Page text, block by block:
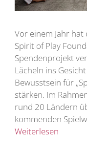
Vor einem Jahr hat
Spirit of Play
Spendenprojekt
Lächeln ins
Bewusstsein für
stärken. Im
rund 20 Ländern
kommenden
Weiterlesen